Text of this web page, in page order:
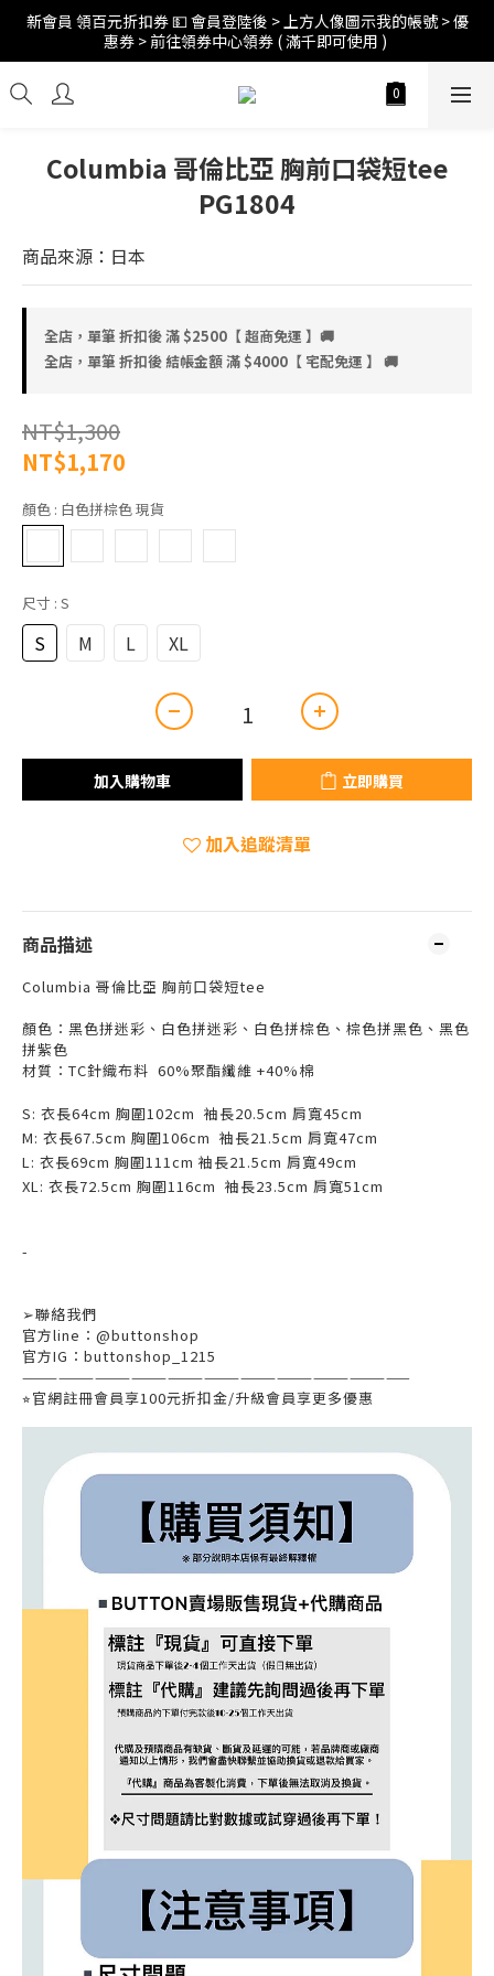
訂單折扣後滿$2500超商免運;$4000宅配免運 🚚
新會員 領百元折扣券 💵 會員登陸後 > 上方人像圖示我的帳號 > 優
惠券 > 前往領券中心領券 ( 滿千即可使用 )
訂單折扣後滿$2500超商免運;$4000宅配免運 🚚
Columbia 哥倫比亞 胸前口袋短tee
PG1804
商品來源：日本
全店，單筆 折扣後 滿 $2500【 超商免運 】🚚
全店，單筆 折扣後 結帳金額 滿 $4000【 宅配免運 】 🚚
NT$1,300
NT$1,170
顏色 : 白色拼棕色 現貨
尺寸 : S
S M L XL
加入購物車 立即購買
加入追蹤清單
商品描述
Columbia 哥倫比亞 胸前口袋短tee
顏色：黑色拼迷彩、白色拼迷彩、白色拼棕色、棕色拼黑色、黑色
拼紫色
材質：TC針織布料 60%聚酯纖維 +40%棉
S: 衣長64cm 胸圍102cm 袖長20.5cm 肩寬45cm
M: 衣長67.5cm 胸圍106cm 袖長21.5cm 肩寬47cm
L: 衣長69cm 胸圍111cm 袖長21.5cm 肩寬49cm
XL: 衣長72.5cm 胸圍116cm 袖長23.5cm 肩寬51cm
-
➢聯絡我們
官方line ： @buttonshop
官方IG ： buttonshop_1215
————————————————————————————————
⭐︎官網註冊會員享100元折扣金/升級會員享更多優惠